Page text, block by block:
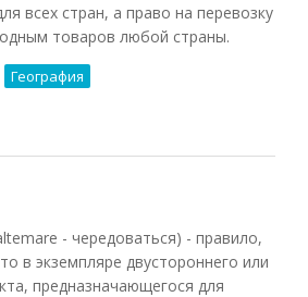
всех стран, а право на перевозку
товаров любой страны.
География
- чередоваться) - правило,
в экземпляре двустороннего или
предназначающегося для